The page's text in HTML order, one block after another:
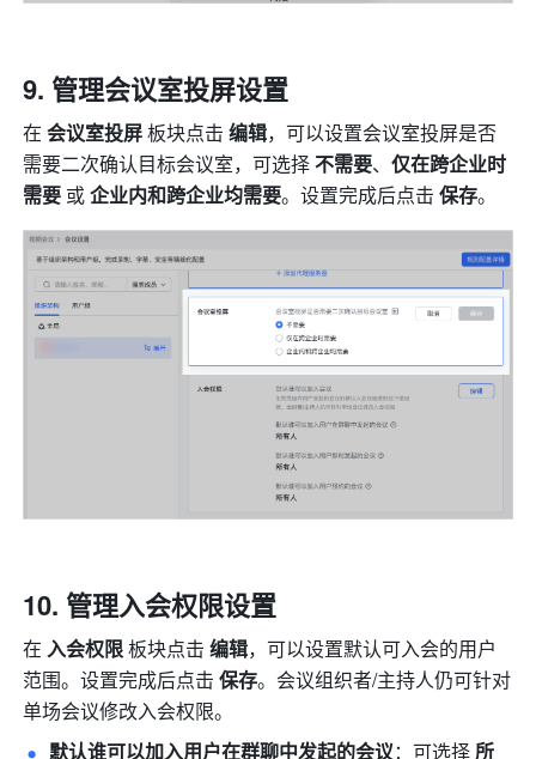
管理会议室投屏设置
在 会议室投屏 板块点击 编辑，可以设置会议室投屏是否
需要二次确认目标会议室，可选择 不需要、仅在跨企业时
需要 或 企业内和跨企业均需要。设置完成后点击 保存。
管理入会权限设置
在 入会权限 板块点击 编辑，可以设置默认可入会的用户
范围。设置完成后点击 保存。会议组织者/主持人仍可针对
单场会议修改入会权限。
默认谁可以加入用户在群聊中发起的会议：可选择 所